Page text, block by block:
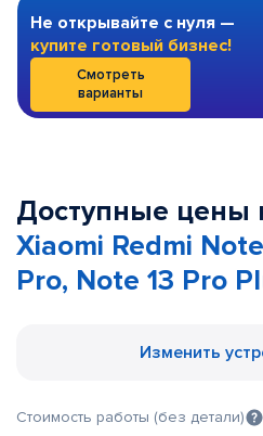
Не открывайте с нуля —
купите готовый бизнес!
Смотреть
варианты
Доступные цены
Xiaomi Redmi
Pro, Note 13 Pro
Изменить
Стоимость работы (без детали)